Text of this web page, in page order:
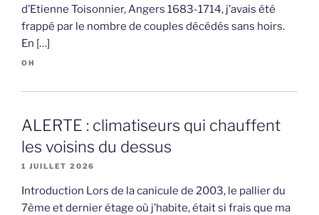
d’Etienne Toisonnier, Angers 1683-1714, j’avais été
frappé par le nombre de couples décédés sans hoirs.
En […]
OH
ALERTE : climatiseurs qui chauffent
les voisins du dessus
1 JUILLET 2026
Introduction Lors de la canicule de 2003, le pallier du
7ème et dernier étage où j’habite, était si frais que ma